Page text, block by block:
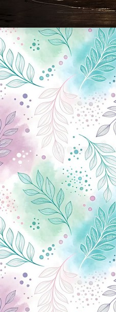
Новини Чернігова, Чернігівські новини, Чернігівський формат, новини